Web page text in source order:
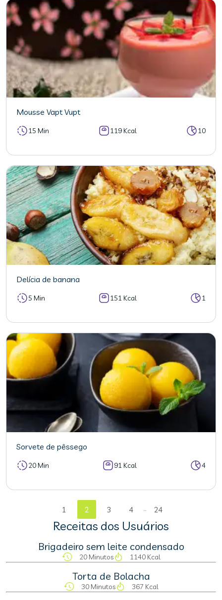
Mousse Vapt Vupt
15 Min 119 Kcal 10
Delícia de banana
5 Min 151 Kcal 1
Sorvete de pêssego
20 Min 91 Kcal 4
1 2 3 4 ... 24
Receitas dos Usuários
Brigadeiro sem leite condensado
20 Minutos 1140 Kcal
Torta de Bolacha
30 Minutos 367 Kcal